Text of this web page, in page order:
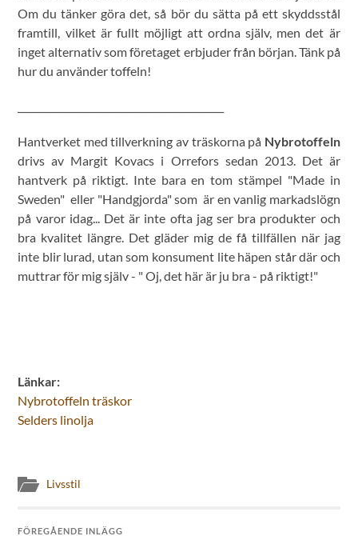
Om du tänker göra det, så bör du sätta på ett skyddsstål
framtill, vilket är fullt möjligt att ordna själv, men det är
inget alternativ som företaget erbjuder från början. Tänk på
hur du använder toffeln!
Hantverket med tillverkning av träskorna på Nybrotoffeln
drivs av Margit Kovacs i Orrefors sedan 2013. Det är
hantverk på riktigt. Inte bara en tom stämpel "Made in
Sweden" eller "Handgjorda" som är en vanlig markadslögn
på varor idag... Det är inte ofta jag ser bra produkter och
bra kvalitet längre. Det gläder mig de få tillfällen när jag
inte blir lurad, utan som konsument lite häpen står där och
muttrar för mig själv - " Oj, det här är ju bra - på riktigt!"
Länkar:
Nybrotoffeln träskor
Selders linolja
Livsstil
FÖREGÅENDE INLÄGG